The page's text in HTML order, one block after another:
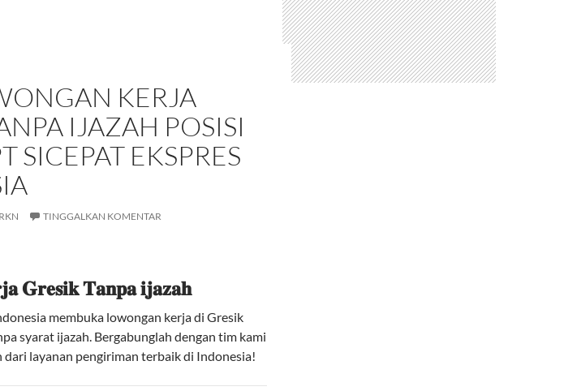
KERJA
IJAZAH POSISI
SICEPAT EKSPRES
RKN TINGGALKAN KOMENTAR
𝐆𝐫𝐞𝐬𝐢𝐤 𝐓𝐚𝐧𝐩𝐚 𝐢𝐣𝐚𝐳𝐚𝐡
membuka lowongan kerja di Gresik
syarat ijazah. Bergabunglah dengan tim kami
dari layanan pengiriman terbaik di Indonesia!